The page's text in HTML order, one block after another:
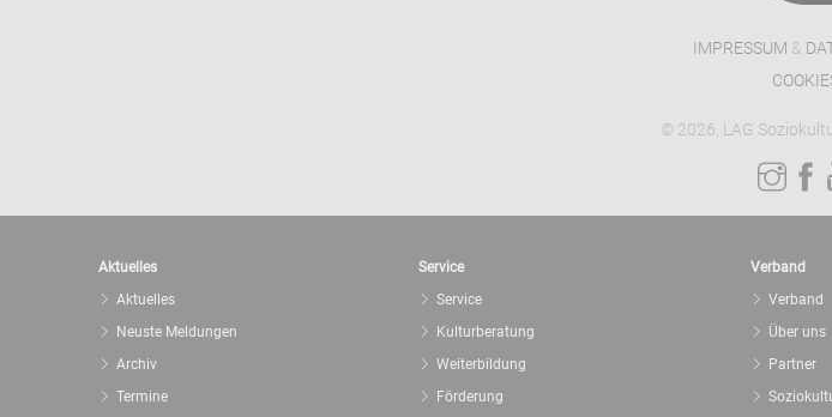
IMPRESSUM &
© 2026, LAG
Aktuelles
Aktuelles
Neuste Meldungen
Archiv
Termine
Service
Service
Kulturberatung
Weiterbildung
Förderung
Verband
Verband
Über uns
Partner